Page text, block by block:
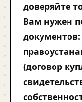
доверяйте
Вам нужен
документов:
(договор